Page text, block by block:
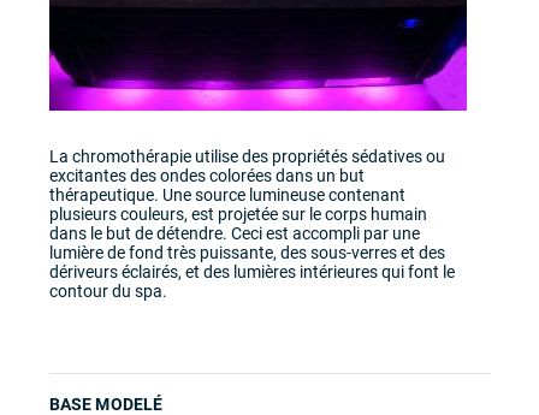
La chromothérapie utilise des propriétés sédatives ou
excitantes des ondes colorées dans un but
thérapeutique. Une source lumineuse contenant
plusieurs couleurs, est projetée sur le corps humain
dans le but de détendre. Ceci est accompli par une
lumière de fond très puissante, des sous-verres et des
dériveurs éclairés, et des lumières intérieures qui font le
contour du spa.
BASE MODELÉ